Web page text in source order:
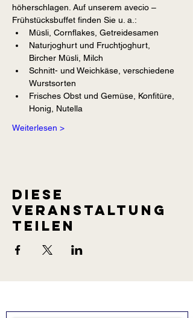
höherschlagen. Auf unserem avecio –
Frühstücksbuffet finden Sie u. a.:
Müsli, Cornflakes, Getreidesamen
Naturjoghurt und Fruchtjoghurt,
Bircher Müsli, Milch
Schnitt- und Weichkäse, verschiedene
Wurstsorten
Frisches Obst und Gemüse, Konfitüre,
Honig, Nutella
Weiterlesen >
Diese
Veranstaltung
teilen